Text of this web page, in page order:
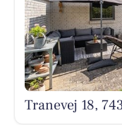
Tranevej 18,